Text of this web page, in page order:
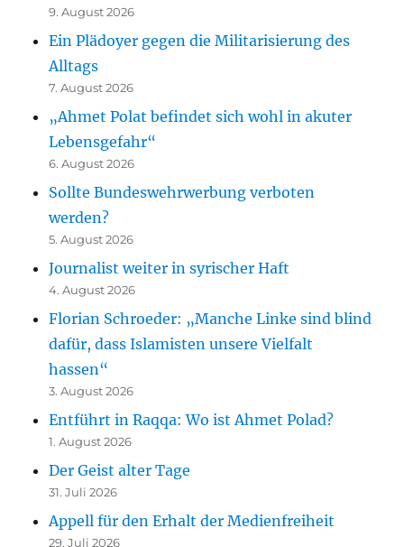
9. August 2026
Ein Plädoyer gegen die Militarisierung des
Alltags
7. August 2026
„Ahmet Polat befindet sich wohl in akuter
Lebensgefahr“
6. August 2026
Sollte Bundeswehrwerbung verboten
werden?
5. August 2026
Journalist weiter in syrischer Haft
4. August 2026
Florian Schroeder: „Manche Linke sind blind
dafür, dass Islamisten unsere Vielfalt
hassen“
3. August 2026
Entführt in Raqqa: Wo ist Ahmet Polad?
1. August 2026
Der Geist alter Tage
31. Juli 2026
Appell für den Erhalt der Medienfreiheit
29. Juli 2026